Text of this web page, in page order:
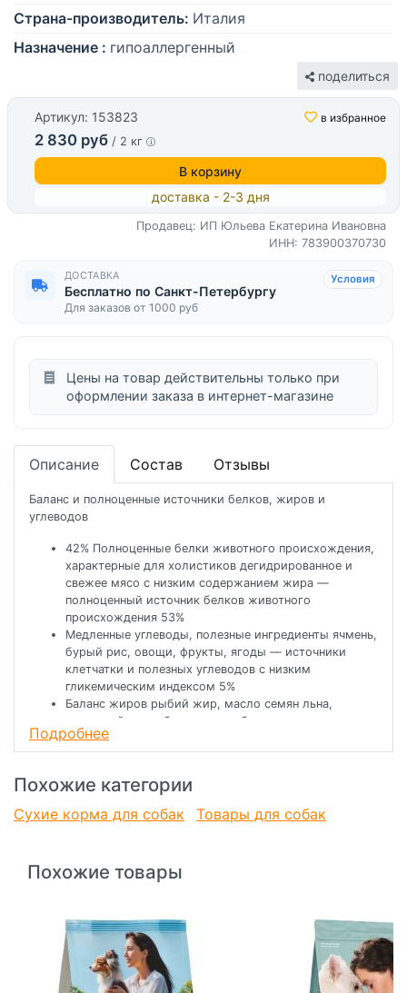
Страна-производитель: Италия
Назначение : гипоаллергенный
поделиться
Артикул: 153823 в избранное
2 830 руб / 2 кг
В корзину
доставка - 2-3 дня
Продавец: ИП Юльева Екатерина Ивановна
ИНН: 783900370730
ДОСТАВКА
Бесплатно по Санкт-Петербургу
Для заказов от 1000 руб
Условия
Цены на товар действительны только при
оформлении заказа в интернет-магазине
Описание Состав Отзывы
Баланс и полноценные источники белков, жиров и
углеводов
42% Полноценные белки животного происхождения,
характерные для холистиков дегидрированное и
свежее мясо с низким содержанием жира —
полноценный источник белков животного
происхождения 53%
Медленные углеводы, полезные ингредиенты ячмень,
бурый рис, овощи, фрукты, ягоды — источники
клетчатки и полезных углеводов с низким
гликемическим индексом 5%
Баланс жиров рыбий жир, масло семян льна,
животный жир обеспечивают баланс ненасыщенных
и насыщенных жиров
Специальные ингредиенты для укрепления здоровья
Шидигера
Крепкий иммунитет — пивные дрожжи и витамины
Оптимальный вес — медленные углеводы
Подвижность суставов — глюкозамин и хондроитин
Комплекс водо- и жирорастворимых витаминов —
А, D3, Е, группы В; микро- и макроэлементов
обеспечивает суточную потребность организма
собак
Подробнее
Похожие категории
Сухие корма для собак Товары для собак
Похожие товары